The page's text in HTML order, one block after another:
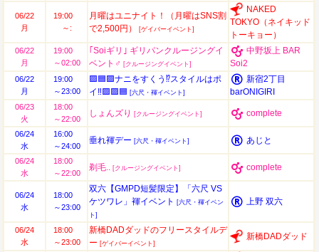
06/22
月
19:00
～:
月曜はユニナイト！（月曜はSNS割
で2,500円）
[ゲイバーイベント]
NAKED
TOKYO（ネイキッド
トーキョー）
06/22
月
19:00
～02:00
｢Soiギリ｣ ギリパンクルージングイ
ベント♂ [クルージングイベント]
中野坂上 BAR
Soi2
06/22
月
19:00
～23:00
🟪🟦🟪ナニをすくう⁉️スタイルはポ
イ‼️🟪🟪🟦 [六尺・褌イベント]
新宿2丁目
barONIGIRI
06/23
火
18:00
～22:00
しょんズり [クルージングイベント] complete
06/24
水
16:00
～24:00
垂れ褌デー [六尺・褌イベント] あじと
06/24
水
18:00
～22:00
剃毛​.. [クルージングイベント] complete
06/24
水
18:00
～23:00
双六【GMPD短髪限定】「六尺 VS
ケツワレ」褌イベント
[六尺・褌イベン
ト]
上野 双六
06/24
水
18:00
～23:00
新橋DADダッドのフリースタイルデ
ー [ゲイバーイベント]
新橋DADダッド